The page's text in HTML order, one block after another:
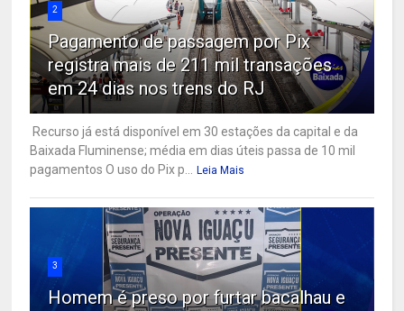
2
Pagamento de passagem por Pix
registra mais de 211 mil transações
em 24 dias nos trens do RJ
Recurso já está disponível em 30 estações da capital e da
Baixada Fluminense; média em dias úteis passa de 10 mil
pagamentos O uso do Pix p...
Leia Mais
3
Homem é preso por furtar bacalhau e